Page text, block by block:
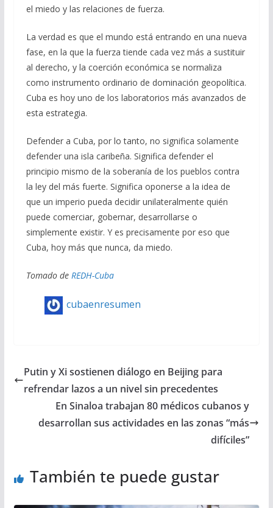
el miedo y las relaciones de fuerza.
La verdad es que el mundo está entrando en una nueva
fase, en la que la fuerza tiende cada vez más a sustituir
al derecho, y la coerción económica se normaliza
como instrumento ordinario de dominación geopolítica.
Cuba es hoy uno de los laboratorios más avanzados de
esta estrategia.
Defender a Cuba, por lo tanto, no significa solamente
defender una isla caribeña. Significa defender el
principio mismo de la soberanía de los pueblos contra
la ley del más fuerte. Significa oponerse a la idea de
que un imperio pueda decidir unilateralmente quién
puede comerciar, gobernar, desarrollarse o
simplemente existir. Y es precisamente por eso que
Cuba, hoy más que nunca, da miedo.
Tomado de REDH-Cuba
cubaenresumen
Putin y Xi sostienen diálogo en Beijing para
refrendar lazos a un nivel sin precedentes
En Sinaloa trabajan 80 médicos cubanos y
desarrollan sus actividades en las zonas “más
difíciles”
También te puede gustar